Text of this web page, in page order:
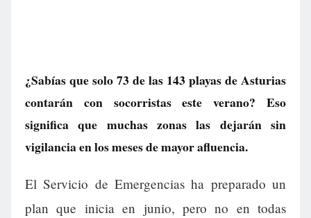
¿Sabías que solo 73 de las 143 playas de Asturias
contarán con socorristas este verano? Eso
significa que muchas zonas las dejarán sin
vigilancia en los meses de mayor afluencia.
El Servicio de Emergencias ha preparado un
plan que inicia en junio, pero no en todas